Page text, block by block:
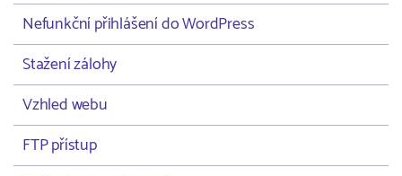
Nefunkční přihlášení do WordPress
Stažení zálohy
Vzhled webu
FTP přístup